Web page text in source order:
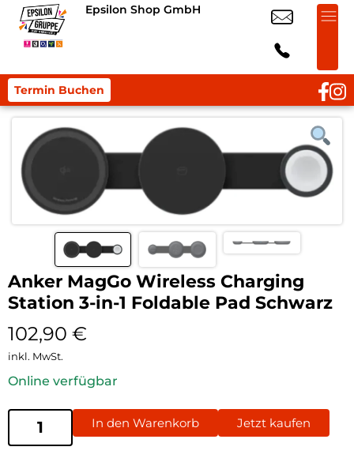
Epsilon Shop GmbH
Termin Buchen
Anker MagGo Wireless Charging
Station 3-in-1 Foldable Pad Schwarz
102,90 €
inkl. MwSt.
Online verfügbar
In den Warenkorb Jetzt kaufen